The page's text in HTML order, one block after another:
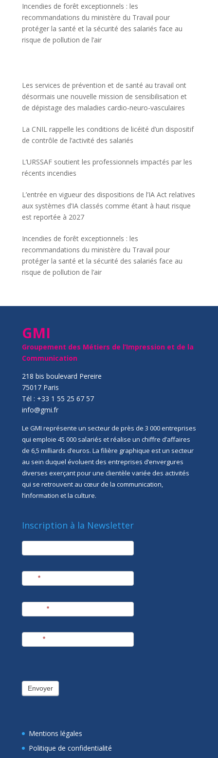
Incendies de forêt exceptionnels : les
recommandations du ministère du Travail pour
protéger la santé et la sécurité des salariés face au
risque de pollution de l’air
Les services de prévention et de santé au travail ont
désormais une nouvelle mission de sensibilisation et
de dépistage des maladies cardio-neuro-vasculaires
La CNIL rappelle les conditions de licéité d’un dispositif
de contrôle de l’activité des salariés
L’URSSAF soutient les professionnels impactés par les
récents incendies
L’entrée en vigueur des dispositions de l’IA Act relatives
aux systèmes d’IA classés comme étant à haut risque
est reportée à 2027
Incendies de forêt exceptionnels : les
recommandations du ministère du Travail pour
protéger la santé et la sécurité des salariés face au
risque de pollution de l’air
GMI
Groupement des Métiers de l’Impression et de la
Communication
218 bis boulevard Pereire
75017 Paris
Tél : +33 1 55 25 67 57
info@gmi.fr
Le GMI représente un secteur de près de 3 000 entreprises
qui emploie 45 000 salariés et réalise un chiffre d’affaires
de 6,5 milliards d’euros. La filière graphique est un secteur
au sein duquel évoluent des entreprises d’envergures
diverses exerçant pour une clientèle variée des activités
qui se retrouvent au cœur de la communication,
l’information et la culture.
Inscription à la Newsletter
newsletter
*
*
*
Envoyer
Mentions légales
Politique de confidentialité